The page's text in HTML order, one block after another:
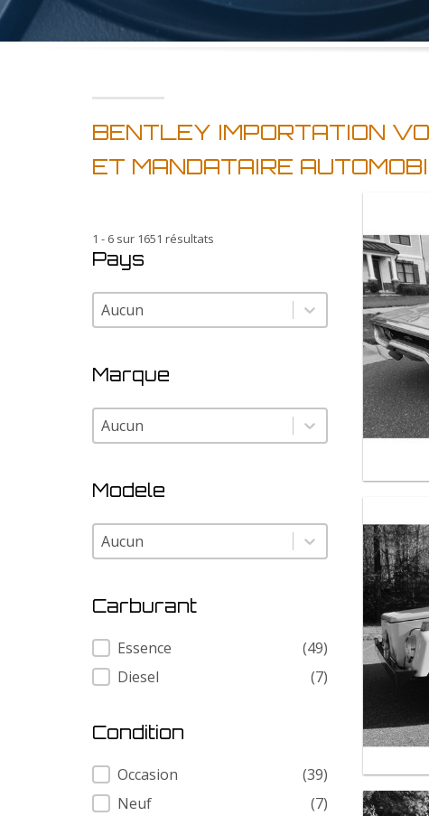
BENTLEY IMPORTATION
ET MANDATAIRE
1 - 6 sur 1651 résultats
Pays
Pays
Pays
Marque
Marque
Marque
Modele
Modele
Modele
Carburant
Carburant
Essence
(49)
Diesel
(7)
Condition
Condition
Occasion
(39)
Neuf
(7)